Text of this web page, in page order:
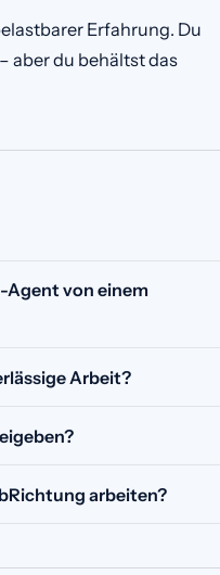
Erfahrung. Du
aber du behältst das
Agent von einem
Arbeit?
arbeiten?